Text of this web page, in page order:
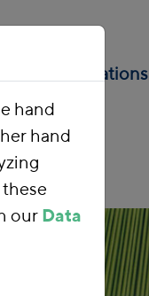
Publications
hand
hand
our Data